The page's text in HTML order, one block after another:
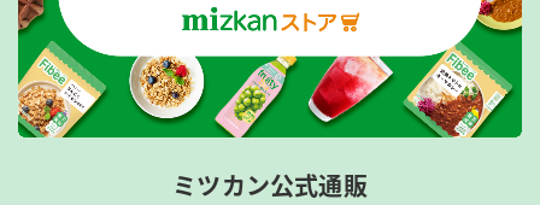
ミツカン公式通販